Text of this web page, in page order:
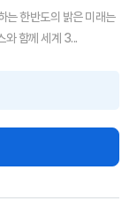
는 한반도의 밝은 미래는
로스와 함께 세계 3...